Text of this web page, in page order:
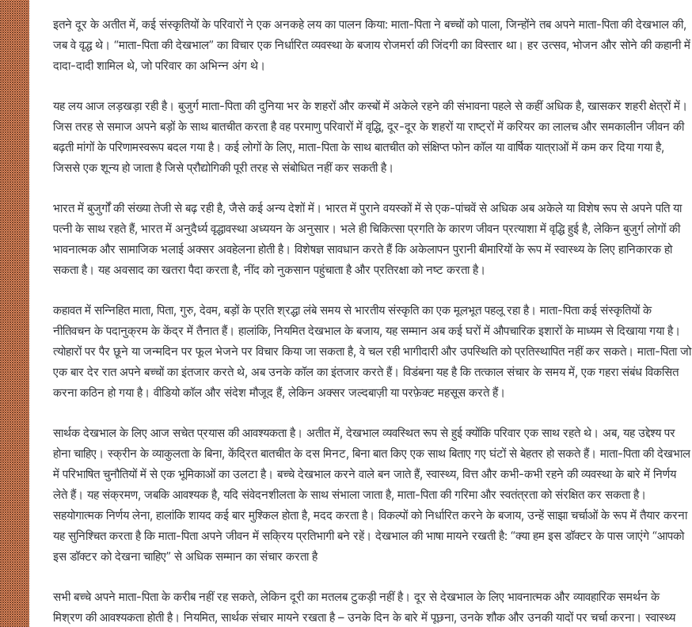
इतने दूर के अतीत में, कई संस्कृतियों के परिवारों ने एक अनकहे लय का पालन किया: माता-पिता ने बच्चों को पाला, जिन्होंने तब अपने माता-पिता की देखभाल की,
जब वे वृद्ध थे। “माता-पिता की देखभाल” का विचार एक निर्धारित व्यवस्था के बजाय रोजमर्रा की जिंदगी का विस्तार था। हर उत्सव, भोजन और सोने की कहानी में
दादा-दादी शामिल थे, जो परिवार का अभिन्न अंग थे।
यह लय आज लड़खड़ा रही है। बुजुर्ग माता-पिता की दुनिया भर के शहरों और कस्बों में अकेले रहने की संभावना पहले से कहीं अधिक है, खासकर शहरी क्षेत्रों में।
जिस तरह से समाज अपने बड़ों के साथ बातचीत करता है वह परमाणु परिवारों में वृद्धि, दूर-दूर के शहरों या राष्ट्रों में करियर का लालच और समकालीन जीवन की
बढ़ती मांगों के परिणामस्वरूप बदल गया है। कई लोगों के लिए, माता-पिता के साथ बातचीत को संक्षिप्त फोन कॉल या वार्षिक यात्राओं में कम कर दिया गया है,
जिससे एक शून्य हो जाता है जिसे प्रौद्योगिकी पूरी तरह से संबोधित नहीं कर सकती है।
भारत में बुजुर्गों की संख्या तेजी से बढ़ रही है, जैसे कई अन्य देशों में। भारत में पुराने वयस्कों में से एक-पांचवें से अधिक अब अकेले या विशेष रूप से अपने पति या
पत्नी के साथ रहते हैं, भारत में अनुदैर्ध्य वृद्धावस्था अध्ययन के अनुसार। भले ही चिकित्सा प्रगति के कारण जीवन प्रत्याशा में वृद्धि हुई है, लेकिन बुजुर्ग लोगों की
भावनात्मक और सामाजिक भलाई अक्सर अवहेलना होती है। विशेषज्ञ सावधान करते हैं कि अकेलापन पुरानी बीमारियों के रूप में स्वास्थ्य के लिए हानिकारक हो
सकता है। यह अवसाद का खतरा पैदा करता है, नींद को नुकसान पहुंचाता है और प्रतिरक्षा को नष्ट करता है।
कहावत में सन्निहित माता, पिता, गुरु, देवम, बड़ों के प्रति श्रद्धा लंबे समय से भारतीय संस्कृति का एक मूलभूत पहलू रहा है। माता-पिता कई संस्कृतियों के
नीतिवचन के पदानुक्रम के केंद्र में तैनात हैं। हालांकि, नियमित देखभाल के बजाय, यह सम्मान अब कई घरों में औपचारिक इशारों के माध्यम से दिखाया गया है।
त्योहारों पर पैर छूने या जन्मदिन पर फूल भेजने पर विचार किया जा सकता है, वे चल रही भागीदारी और उपस्थिति को प्रतिस्थापित नहीं कर सकते। माता-पिता जो
एक बार देर रात अपने बच्चों का इंतजार करते थे, अब उनके कॉल का इंतजार करते हैं। विडंबना यह है कि तत्काल संचार के समय में, एक गहरा संबंध विकसित
करना कठिन हो गया है। वीडियो कॉल और संदेश मौजूद हैं, लेकिन अक्सर जल्दबाज़ी या परफ़ेक्ट महसूस करते हैं।
सार्थक देखभाल के लिए आज सचेत प्रयास की आवश्यकता है। अतीत में, देखभाल व्यवस्थित रूप से हुई क्योंकि परिवार एक साथ रहते थे। अब, यह उद्देश्य पर
होना चाहिए। स्क्रीन के व्याकुलता के बिना, केंद्रित बातचीत के दस मिनट, बिना बात किए एक साथ बिताए गए घंटों से बेहतर हो सकते हैं। माता-पिता की देखभाल
में परिभाषित चुनौतियों में से एक भूमिकाओं का उलटा है। बच्चे देखभाल करने वाले बन जाते हैं, स्वास्थ्य, वित्त और कभी-कभी रहने की व्यवस्था के बारे में निर्णय
लेते हैं। यह संक्रमण, जबकि आवश्यक है, यदि संवेदनशीलता के साथ संभाला जाता है, माता-पिता की गरिमा और स्वतंत्रता को संरक्षित कर सकता है।
सहयोगात्मक निर्णय लेना, हालांकि शायद कई बार मुश्किल होता है, मदद करता है। विकल्पों को निर्धारित करने के बजाय, उन्हें साझा चर्चाओं के रूप में तैयार करना
यह सुनिश्चित करता है कि माता-पिता अपने जीवन में सक्रिय प्रतिभागी बने रहें। देखभाल की भाषा मायने रखती है: “क्या हम इस डॉक्टर के पास जाएंगे “आपको
इस डॉक्टर को देखना चाहिए” से अधिक सम्मान का संचार करता है
सभी बच्चे अपने माता-पिता के करीब नहीं रह सकते, लेकिन दूरी का मतलब टुकड़ी नहीं है। दूर से देखभाल के लिए भावनात्मक और व्यावहारिक समर्थन के
मिश्रण की आवश्यकता होती है। नियमित, सार्थक संचार मायने रखता है – उनके दिन के बारे में पूछना, उनके शौक और उनकी यादों पर चर्चा करना। स्वास्थ्य